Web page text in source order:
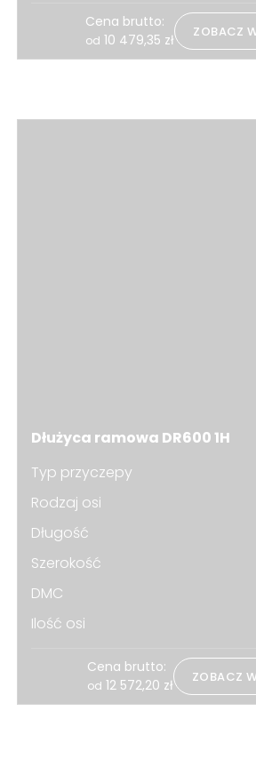
Cena brutto:
od 10 479,35 zł ZOBACZ
Dłużyca ramowa DR600 1H
Typ przyczepy
Rodzaj osi
Długość
Szerokość
DMC
Ilość osi
Cena brutto:
od 12 572,20 zł ZOBACZ